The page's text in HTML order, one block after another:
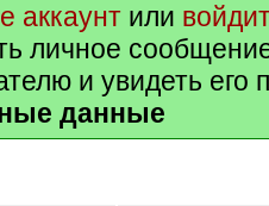
аккаунт или
личное
и увидеть его
данные